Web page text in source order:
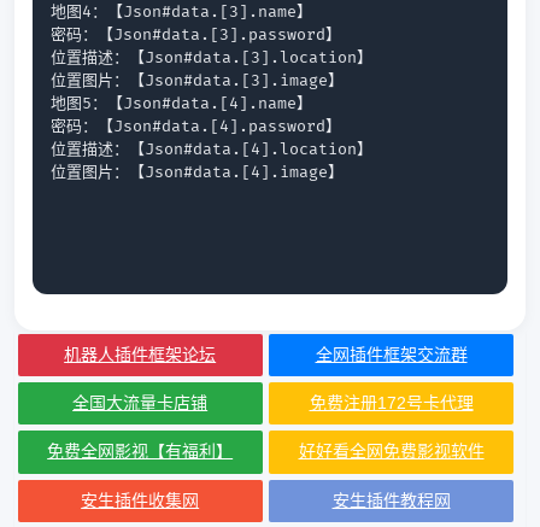
地图4：【Json#data.[3].name】
密码：【Json#data.[3].password】
位置描述：【Json#data.[3].location】
位置图片：【Json#data.[3].image】
地图5：【Json#data.[4].name】
密码：【Json#data.[4].password】
位置描述：【Json#data.[4].location】
位置图片：【Json#data.[4].image】
机器人插件框架论坛 全网插件框架交流群
全国大流量卡店铺 免费注册172号卡代理
免费全网影视【有福利】 好好看全网免费影视软件
安生插件收集网 安生插件教程网